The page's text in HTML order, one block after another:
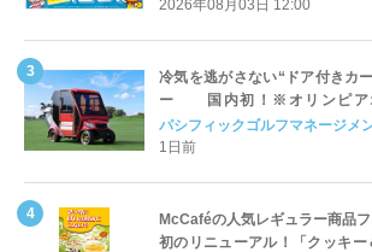
2026年08月03日 12:00
冷気を逃がさない“ドア付きカ
ー 国内初！※オリンピア
Cart（エアコンカート）」導
パシフィックゴルフマネージメ
1日前
McCaféの人気レギュラー商品
初のリニューアル！「クッキー